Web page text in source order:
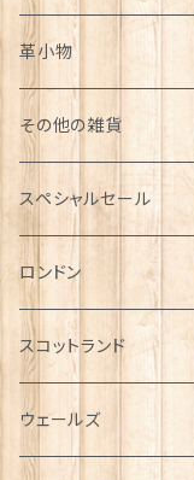
革小物
その他の雑貨
ミニカー
チャーム
犬グッズ
傘
スペシャルセール
ロンドン
スコットランド
ウェールズ